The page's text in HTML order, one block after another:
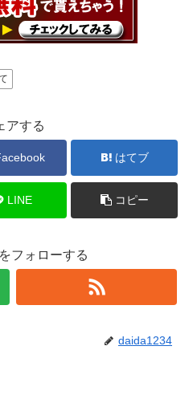
アする
はてブ
LINE コピー
フォローする
daida1234